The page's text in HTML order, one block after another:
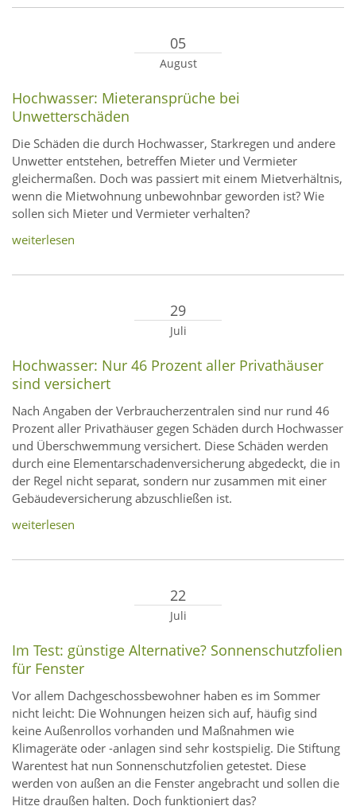
05
August
Hochwasser: Mieteransprüche bei
Unwetterschäden
Die Schäden die durch Hochwasser, Starkregen und andere
Unwetter entstehen, betreffen Mieter und Vermieter
gleichermaßen. Doch was passiert mit einem Mietverhältnis,
wenn die Mietwohnung unbewohnbar geworden ist? Wie
sollen sich Mieter und Vermieter verhalten?
weiterlesen
29
Juli
Hochwasser: Nur 46 Prozent aller Privathäuser
sind versichert
Nach Angaben der Verbraucherzentralen sind nur rund 46
Prozent aller Privathäuser gegen Schäden durch Hochwasser
und Überschwemmung versichert. Diese Schäden werden
durch eine Elementarschadenversicherung abgedeckt, die in
der Regel nicht separat, sondern nur zusammen mit einer
Gebäudeversicherung abzuschließen ist.
weiterlesen
22
Juli
Im Test: günstige Alternative? Sonnenschutzfolien
für Fenster
Vor allem Dachgeschossbewohner haben es im Sommer
nicht leicht: Die Wohnungen heizen sich auf, häufig sind
keine Außenrollos vorhanden und Maßnahmen wie
Klimageräte oder -anlagen sind sehr kostspielig. Die Stiftung
Warentest hat nun Sonnenschutzfolien getestet. Diese
werden von außen an die Fenster angebracht und sollen die
Hitze draußen halten. Doch funktioniert das?